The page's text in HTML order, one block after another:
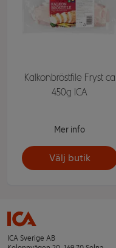
Kalkonbröstfile Fryst ca
450g ICA
Mer info
Välj butik
ICA Sverige AB